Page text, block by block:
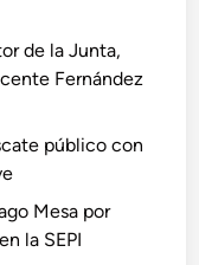
de la Junta,
Fernández
público con
Mesa por
la SEPI